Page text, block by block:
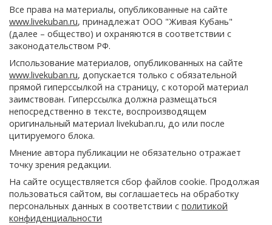
Все права на материалы, опубликованные на сайте
www.livekuban.ru, принадлежат ООО "Живая Кубань"
(далее – общество) и охраняются в соответствии с
законодательством РФ.
Использование материалов, опубликованных на сайте
www.livekuban.ru, допускается только с обязательной
прямой гиперссылкой на страницу, с которой материал
заимствован. Гиперссылка должна размещаться
непосредственно в тексте, воспроизводящем
оригинальный материал livekuban.ru, до или после
цитируемого блока.
Мнение автора публикации не обязательно отражает
точку зрения редакции.
На сайте осуществляется сбор файлов cookie. Продолжая
пользоваться сайтом, вы соглашаетесь на обработку
персональных данных в соответствии с политикой
конфиденциальности